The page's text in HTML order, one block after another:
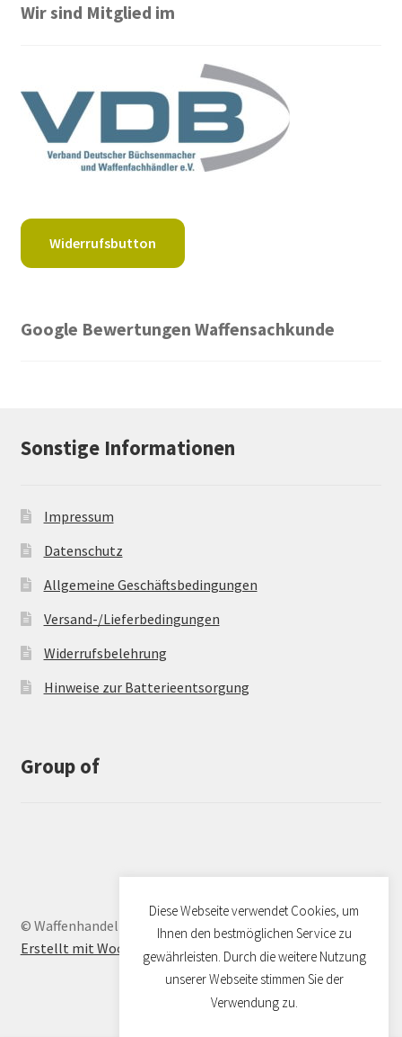
Wir sind Mitglied im
Widerrufsbutton
Google Bewertungen Waffensachkunde
Sonstige Informationen
Impressum
Datenschutz
Allgemeine Geschäftsbedingungen
Versand-/Lieferbedingungen
Widerrufsbelehrung
Hinweise zur Batterieentsorgung
Group of
© Waffenhandel Dresden 2026
Erstellt mit WooCommerce .
Diese Webseite verwendet Cookies, um
Ihnen den bestmöglichen Service zu
gewährleisten. Durch die weitere Nutzung
unserer Webseite stimmen Sie der
Verwendung zu.